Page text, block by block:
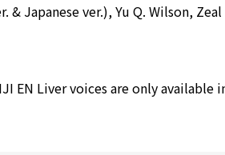
& Japanese ver.), Yu Q. Wilson,
EN Liver voices are only available